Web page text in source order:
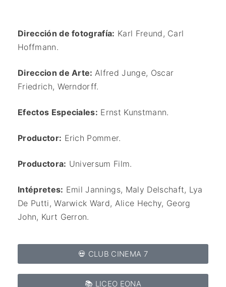
Dirección de fotografía: Karl Freund, Carl
Hoffmann.
Direccion de Arte:Alfred Junge, Oscar
Friedrich, Werndorff.
Efectos Especiales: Ernst Kunstmann.
Productor: Erich Pommer.
Productora: Universum Film.
Intépretes: Emil Jannings, Maly Delschaft, Lya
De Putti, Warwick Ward, Alice Hechy, Georg
John, Kurt Gerron.
💀 CLUB CINEMA 7
📚 LICEO EONA